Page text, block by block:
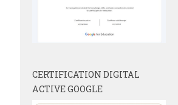
CERTIFICATION DIGITAL
ACTIVE GOOGLE